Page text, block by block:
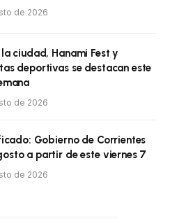
de 2026
la ciudad, Hanami Fest y
deportivas se destacan este
de 2026
Gobierno de Corrientes
a partir de este viernes 7
de 2026